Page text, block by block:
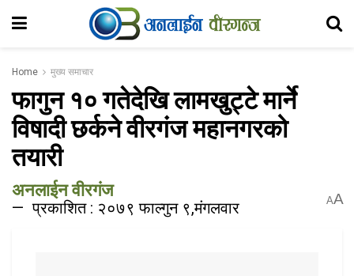
Home मुख्य समाचार
फागुन १० गतेदेखि लामखुट्टे मार्ने
विषादी छर्कने वीरगंज महानगरको
तयारी
अनलाईन वीरगंज
प्रकाशित : २०७९ फाल्गुन ९,मंगलवार AA